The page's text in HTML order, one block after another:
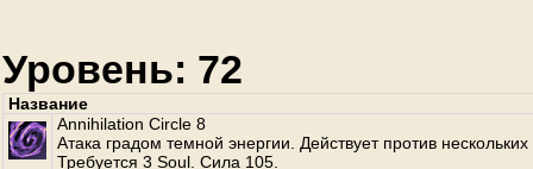
Уровень: 72
Название
Annihilation Circle 8
Атака градом темной энергии. Действует против
Требуется 3 Soul. Сила 105.